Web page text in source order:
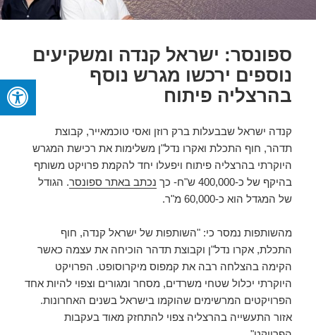
ספונסר: ישראל קנדה ומשקיעים
נוספים ירכשו מגרש נוסף
בהרצליה פיתוח
קנדה ישראל שבבעלות ברק רוזן ואסי טוכמאייר, קבוצת
תדהר, חוף התכלת ואקרו נדל"ן משלימות את רכישת המגרש
היוקרתי בהרצליה פיתוח ויפעלו יחד להקמת פרויקט משותף
בהיקף של כ-400,000 ש"ח- כך
נכתב באתר ספונסר. הגודל
של המגדל הוא כ-60,000 מ"ר.
מהשותפות נמסר כי: "השותפות של ישראל קנדה, חוף
התכלת, אקרו נדל"ן וקבוצת תדהר הוכיחה את עצמה כאשר
הקימה בהצלחה רבה את קמפוס מיקרוסופט. הפרויקט
היוקרתי יכלול שטחי משרדים, מסחר ומגורים וצפוי להיות אחד
הפרויקטים המרשימים שהוקמו בישראל בשנים האחרונות.
אזור התעשייה בהרצליה צפוי להתחזק מאוד בעקבות